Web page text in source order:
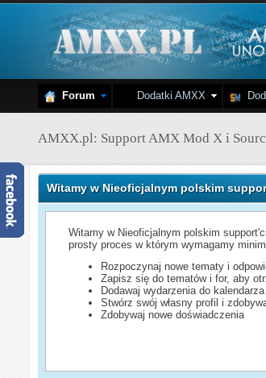
Forum Dodatki AMXX
AMXX.pl: Support AMX Mod X i
Witamy w Nieoficjalnym polskim
Witamy w Nieoficjalnym polskim
prosty proces w którym wymagamy
Rozpoczynaj nowe tematy i
Zapisz się do tematów i for, aby
Dodawaj wydarzenia do
Stwórz swój własny profil i
Zdobywaj nowe doświadczenia